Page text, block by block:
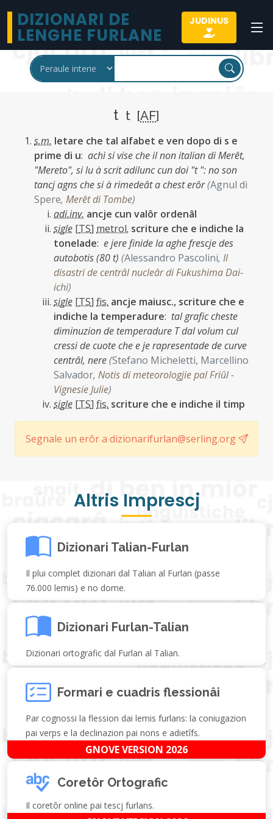
DIZIONARI DE
LENGHE FURLANE
JUDINUS
t t [AF]
s.m. letare che tal alfabet e ven dopo di s e
prime di u: achì si vise che il non italian di Merêt,
"Mereto", si lu à scrit adilunc cun doi "t ": no son
tancj agns che si à rimedeât a chest erôr(Agnul di
Spere, Merêt di Tombe)
adi.inv. ancje cun valôr ordenâl
sigle [TS] metrol. scriture che e indiche la
tonelade: e jere finide la aghe frescje des
autobotis (80 t) (Alessandro Pascolini, Il
disastri de centrâl nucleâr di Fukushima Dai-
ichi)
sigle [TS] fis. ancje maiusc., scriture che e
indiche la temperadure: tal grafic cheste
diminuzion de temperadure T dal volum cul
cressi de cuote che e je rapresentade de curve
centrâl, nere(Stefano Micheletti, Marcellino
Salvador, Notis di meteorologjie pal Friûl -
Vignesie Julie)
sigle [TS] fis. scriture che e indiche il timp
Segnale un erôr a dizionarifurlan@serling.org
Altris Imprescj
Dizionari Talian-Furlan
Il plui complet dizionari dal Talian al Furlan (passe
76.000 lemis) e no dome.
Dizionari Furlan-Talian
Dizionari ortografic dal Furlan al Talian.
Formari e cuadris flessionâi
Par cognossi la flession dai lemis furlans: la coniugazion
pai verps e la declinazion pai nons e adietîfs.
GNOVE VERSION 2026
Coretôr Ortografic
Il coretôr online pai tescj furlans.